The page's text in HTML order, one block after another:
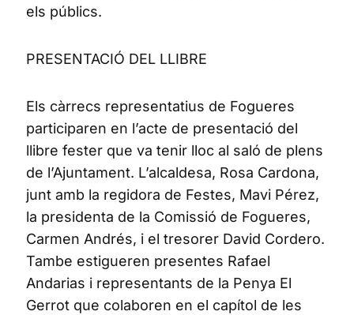
els públics.
PRESENTACIÓ DEL LLIBRE
Els càrrecs representatius de Fogueres
participaren en l’acte de presentació del
llibre fester que va tenir lloc al saló de plens
de l’Ajuntament. L’alcaldesa, Rosa Cardona,
junt amb la regidora de Festes, Mavi Pérez,
la presidenta de la Comissió de Fogueres,
Carmen Andrés, i el tresorer David Cordero.
Tambe estigueren presentes Rafael
Andarias i representants de la Penya El
Gerrot que colaboren en el capítol de les